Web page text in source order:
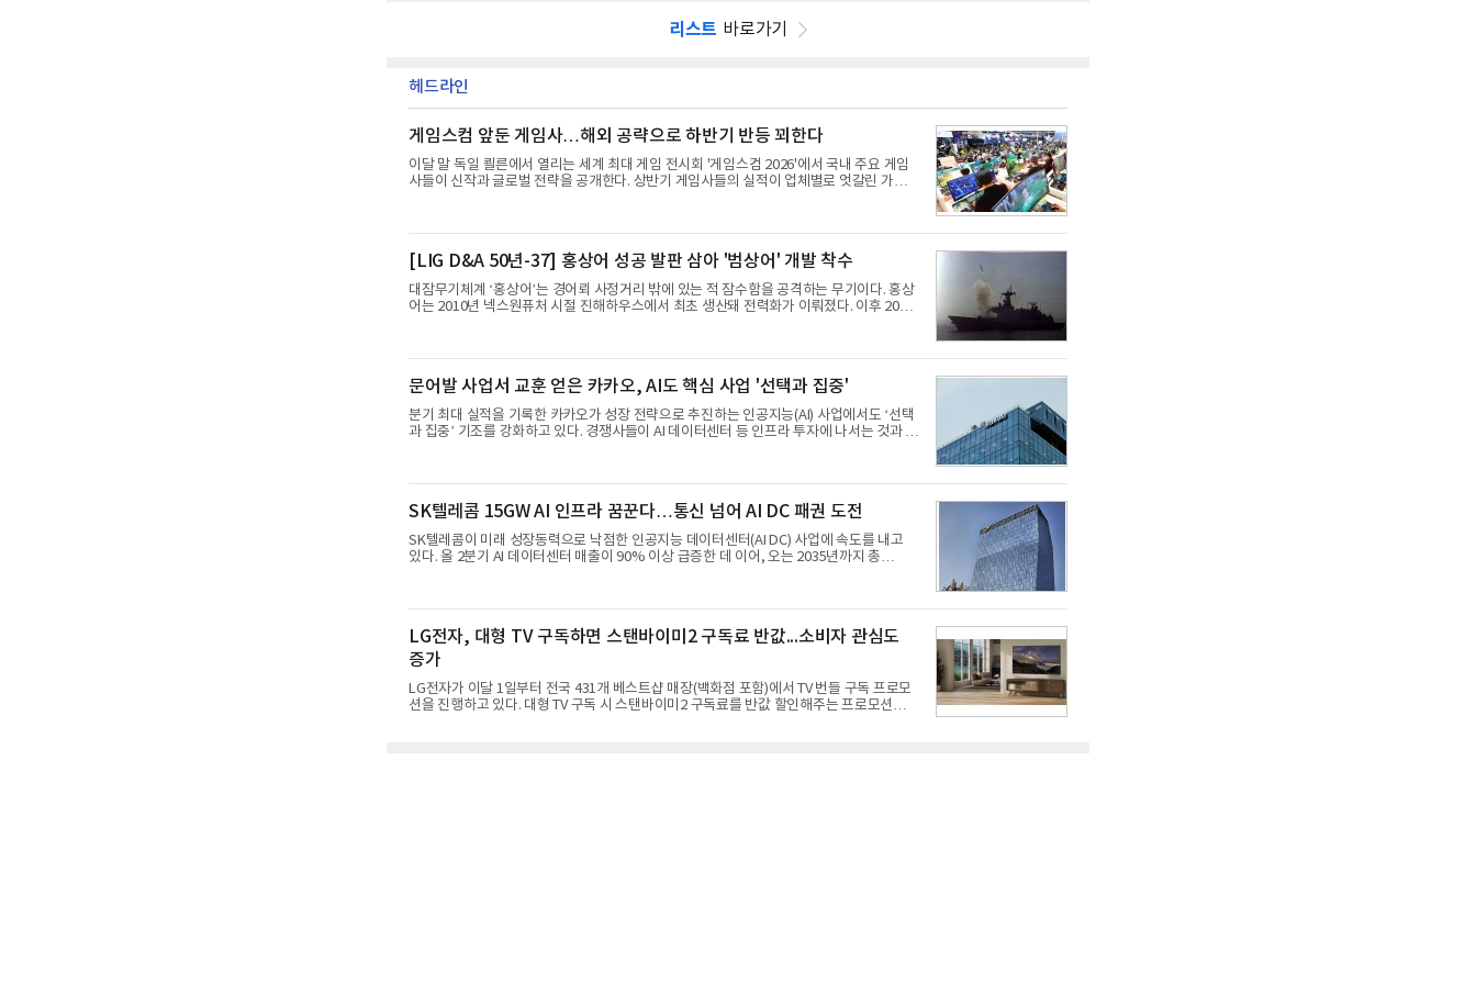
리스트 바로가기
헤드라인
게임스컴 앞둔 게임사…해외 공략으로 하반기 반등 꾀한다
이달 말 독일 쾰른에서 열리는 세계 최대 게임 전시회 '게임스컴 2026'에서 국내 주요 게임
사들이 신작과 글로벌 전략을 공개한다. 상반기 게임사들의 실적이 업체별로 엇갈린 가운데
'PUBG: 배틀그라운드'의 안정적인 성장에 힘입어 상반기 연결 기준 매출 2조6616억원, 영
업이익 9725억원으로 역대 최대 실적을 기록했다. 엔씨도 올해 출시한 '아이온2' 등에 힘입
어 호실적을 거둘 것으로 전망된다.반면 넷마블은 2분기 매출이 증가했지만 영업이익은 전
년 동기 대
[LIG D&A 50년-37] 홍상어 성공 발판 삼아 '범상어' 개발 착수
대잠무기체계 ‘홍상어’는 경어뢰 사정거리 밖에 있는 적 잠수함을 공격하는 무기이다. 홍상
어는 2010년 넥스원퓨처 시절 진해하우스에서 최초 생산돼 전력화가 이뤄졌다. 이후 2012
타격하지 못하고 물속에서 멈춰버리는 예상 밖의 일이 벌어졌다. 2차 품질확인 사격 시험에
서도 만족스러운 결과를 얻지 못했다. 완벽한 신뢰성 확보를 위해 LIG넥스원은 국방과학연
구소(ADD) 테스크포스(TF)와 합심해 본격적인 개선 작업에 착수했다.홍상어 유도탄의 모
든 분야를
문어발 사업서 교훈 얻은 카카오, AI도 핵심 사업 '선택과 집중'
분기 최대 실적을 기록한 카카오가 성장 전략으로 추진하는 인공지능(AI) 사업에서도 ‘선택
과 집중’ 기조를 강화하고 있다. 경쟁사들이 AI 데이터센터 등 인프라 투자에 나서는 것과 달
집중하겠다는 취지로 풀이된다.7일 업계에 따르면 카카오는 올해 2분기 연결 기준 매출 2조
985억원, 영업이익 2770억원을 기록했다. 전년 동기 대비 매출과 영업이익은 각각 9%,
36% 증가해 모두 분기 기준 역대 최대치다. 상반기 기준 매출은 4조405억원, 영업이익은
4884억
SK텔레콤 15GW AI 인프라 꿈꾼다…통신 넘어 AI DC 패권 도전
SK텔레콤이 미래 성장동력으로 낙점한 인공지능 데이터센터(AI DC) 사업에 속도를 내고
있다. 올 2분기 AI 데이터센터 매출이 90% 이상 급증한 데 이어, 오는 2035년까지 총
로 확장되고 있다.7일 SK텔레콤에 따르면 회사는 올해 2분기 연결 기준 매출 4조 3591억
원, 영업이익 5660억원을 기록했다. 매출은 전년 동기 대비 0.5%, 영업이익은 67.3% 증가
한 수치다. AI DC 사업의 성장에 더해 수익성 중심 경영, 그리고 지난해 발생한 일회성 비용
에 따른 기저효과가 실
LG전자, 대형 TV 구독하면 스탠바이미2 구독료 반값...소비자 관심도
증가
LG전자가 이달 1일부터 전국 431개 베스트샵 매장(백화점 포함)에서 TV 번들 구독 프로모
션을 진행하고 있다. 대형 TV 구독 시 스탠바이미2 구독료를 반값 할인해주는 프로모션이